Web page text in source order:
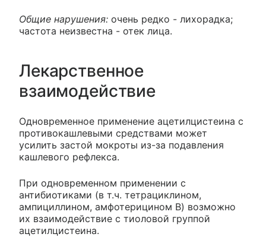
Общие нарушения: очень редко - лихорадка;
частота неизвестна - отек лица.
Лекарственное
взаимодействие
Одновременное применение ацетилцистеина с
противокашлевыми средствами может
усилить застой мокроты из-за подавления
кашлевого рефлекса.
При одновременном применении с
антибиотиками (в т.ч. тетрациклином,
ампициллином, амфотерицином B) возможно
их взаимодействие с тиоловой группой
ацетилцистеина.